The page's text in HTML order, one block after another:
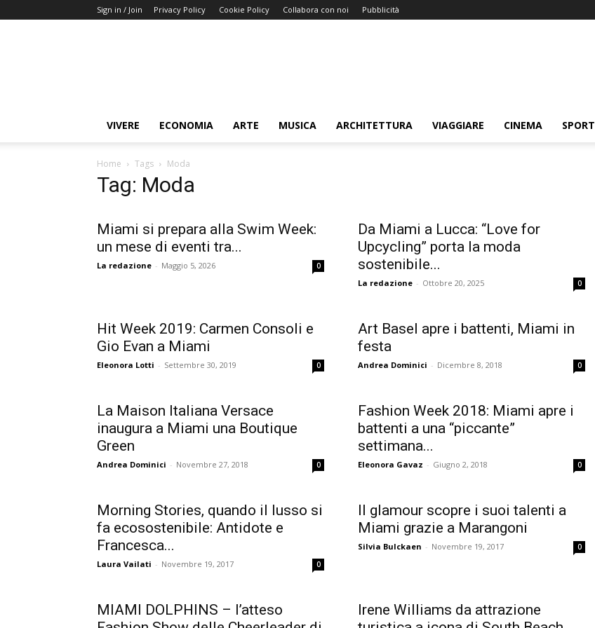
Sign in / Join Privacy Policy Cookie Policy Collabora con noi Pubblicità
VIVERE ECONOMIA ARTE MUSICA ARCHITETTURA VIAGGIARE CINEMA SPORT
Home Tags Moda
Tag: Moda
Miami si prepara alla Swim Week:
un mese di eventi tra...
La redazione - Maggio 5, 2026 0
Da Miami a Lucca: “Love for
Upcycling” porta la moda
sostenibile...
La redazione - Ottobre 20, 2025 0
Hit Week 2019: Carmen Consoli e
Gio Evan a Miami
Eleonora Lotti - Settembre 30, 2019 0
Art Basel apre i battenti, Miami in
festa
Andrea Dominici - Dicembre 8, 2018 0
La Maison Italiana Versace
inaugura a Miami una Boutique
Green
Andrea Dominici - Novembre 27, 2018 0
Fashion Week 2018: Miami apre i
battenti a una “piccante”
settimana...
Eleonora Gavaz - Giugno 2, 2018 0
Morning Stories, quando il lusso si
fa ecosostenibile: Antidote e
Francesca...
Laura Vailati - Novembre 19, 2017 0
Il glamour scopre i suoi talenti a
Miami grazie a Marangoni
Silvia Bulckaen - Novembre 19, 2017 0
MIAMI DOLPHINS – l’atteso
Irene Williams da attrazione